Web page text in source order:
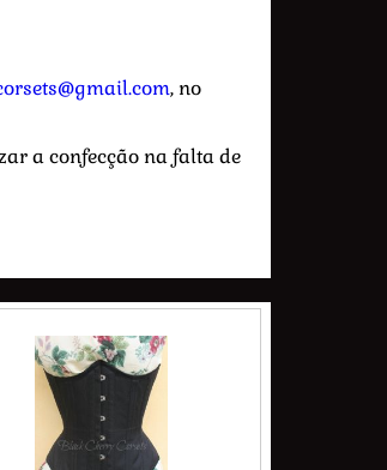
, no
a confecção na falta de